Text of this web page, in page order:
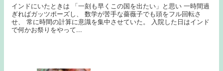
インドにいたときは 「一刻も早くこの国を出たい」と思い 一時間過
ぎればガッツポーズし、 数学が苦手な薔薇子でも頭をフル回転さ
せ、 常に時間の計算に意識を集中させていた。 入院した日はインド
で何かお祭りをやって...